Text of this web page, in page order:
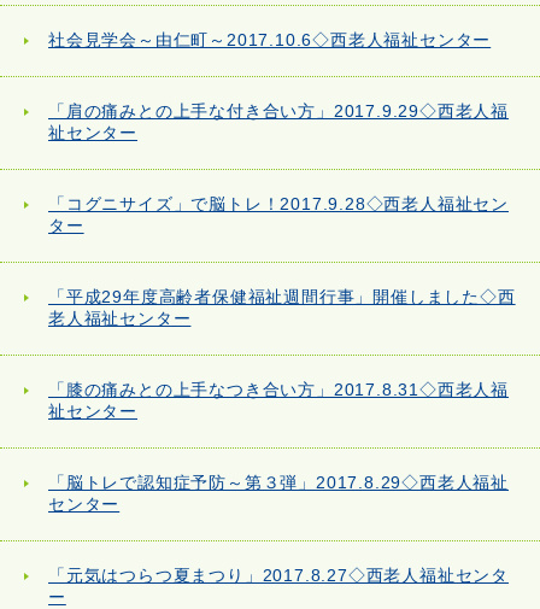
社会見学会～由仁町～2017.10.6◇西老人福祉センター
「肩の痛みとの上手な付き合い方」2017.9.29◇西老人福
祉センター
「コグニサイズ」で脳トレ！2017.9.28◇西老人福祉セン
ター
「平成29年度高齢者保健福祉週間行事」開催しました◇西
老人福祉センター
「膝の痛みとの上手なつき合い方」2017.8.31◇西老人福
祉センター
「脳トレで認知症予防～第３弾」2017.8.29◇西老人福祉
センター
「元気はつらつ夏まつり」2017.8.27◇西老人福祉センタ
ー